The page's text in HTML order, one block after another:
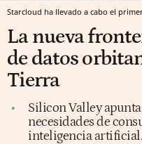
Starcloud ha llevado a cabo el
La nueva
de datos
Tierra
Silicon Valley
necesidades de
inteligencia artificial.